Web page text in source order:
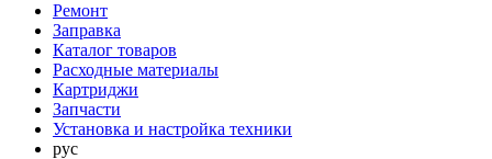
Ремонт
Заправка
Каталог товаров
Расходные материалы
Картриджи
Запчасти
Установка и настройка техники
рус